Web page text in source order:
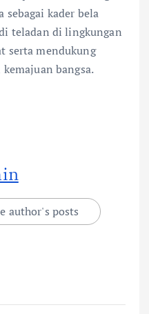
sebagai kader bela
teladan di lingkungan
serta mendukung
bangsa.
author's posts